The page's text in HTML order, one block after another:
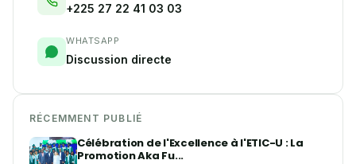
+225 27 22 41 03 03
WHATSAPP
Discussion directe
RÉCEMMENT PUBLIÉ
Célébration de l'Excellence à l'ETIC-U : La
Promotion Aka Fu...